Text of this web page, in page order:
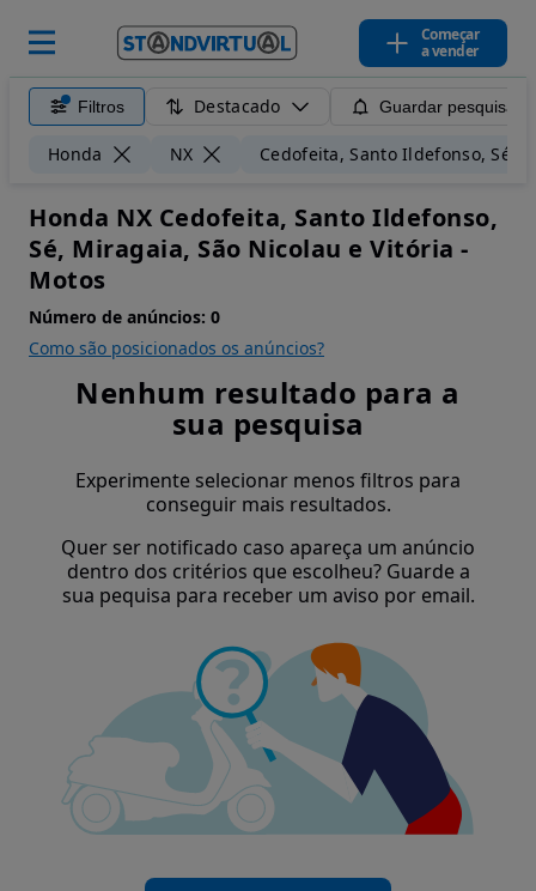
Começar
a vender
Filtros Destacado Guardar pesquisa
Honda NX Cedofeita, Santo Ildefonso, Sé,
Honda NX Cedofeita, Santo Ildefonso,
Sé, Miragaia, São Nicolau e Vitória -
Motos
Número de anúncios: 0
Como são posicionados os anúncios?
Nenhum resultado para a
sua pesquisa
Experimente selecionar menos filtros para
conseguir mais resultados.
Quer ser notificado caso apareça um anúncio
dentro dos critérios que escolheu? Guarde a
sua pequisa para receber um aviso por email.